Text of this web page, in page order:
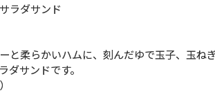
ラダサンド
と柔らかいハムに、刻んだゆで玉子、玉ね
ダサンドです。